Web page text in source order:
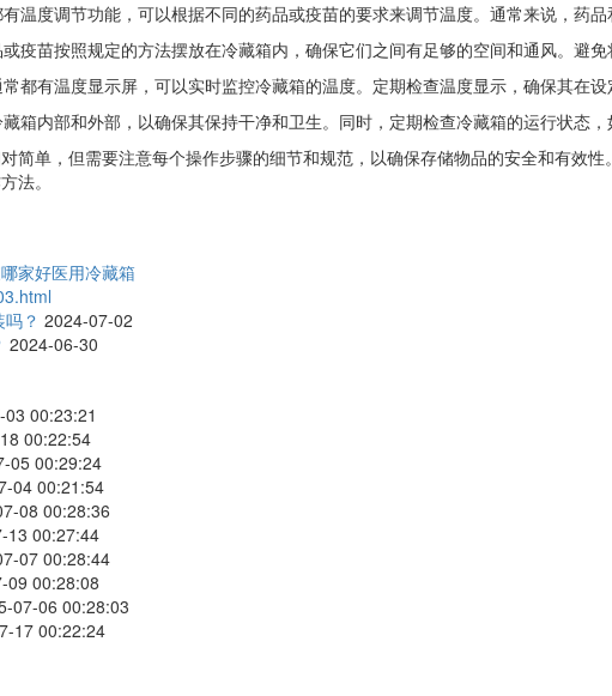
温度调节功能，可以根据不同的药品或疫苗的要求来调节温度。通常来说，药
疫苗按照规定的方法摆放在冷藏箱内，确保它们之间有足够的空间和通风。避
都有温度显示屏，可以实时监控冷藏箱的温度。定期检查温度显示，确保其在
箱内部和外部，以确保其保持干净和卫生。同时，定期检查冷藏箱的运行状态，
简单，但需要注意每个操作步骤的细节和规范，以确保存储物品的安全和有效
法。
家好医用冷藏箱
？ 2024-07-02
2024-06-30
00:23:21
00:22:54
05 00:29:24
04 00:21:54
08 00:28:36
13 00:27:44
07 00:28:44
09 00:28:08
07-06 00:28:03
17 00:22:24